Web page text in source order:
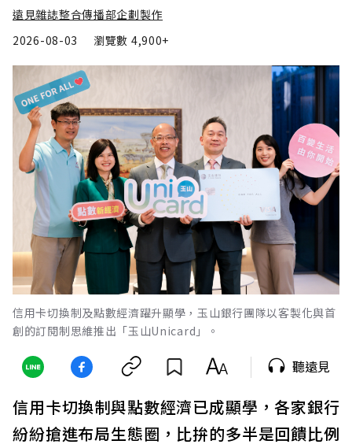
遠見雜誌整合傳播部企劃製作
2026-08-03
瀏覽數 4,900+
信用卡切換制及點數經濟躍升顯學，玉山銀行團隊以客製化與首
創的訂閱制思維推出「玉山Unicard」。
聽遠見
信用卡切換制與點數經濟已成顯學，各家銀行
紛紛搶進布局生態圈，比拚的多半是回饋比例